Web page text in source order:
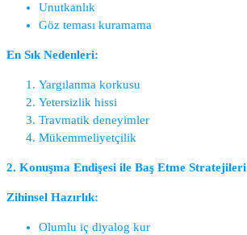
Unutkanlık
Göz teması kuramama
En Sık Nedenleri:
Yargılanma korkusu
Yetersizlik hissi
Travmatik deneyimler
Mükemmeliyetçilik
2. Konuşma Endişesi ile Baş Etme Stratejileri
Zihinsel Hazırlık:
Olumlu iç diyalog kur